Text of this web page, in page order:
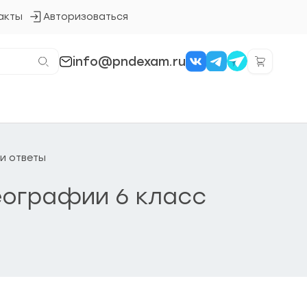
Авторизоваться
Кнопка
info@pndexam.ru
ответы
6 класс